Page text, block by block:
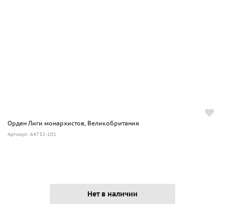
Орден Лиги монархистов, Великобритания
Артикул: 64732-101
Нет в наличии